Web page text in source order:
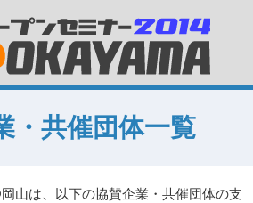
・共催団体一覧
山は、以下の協賛企業・共催団体の支